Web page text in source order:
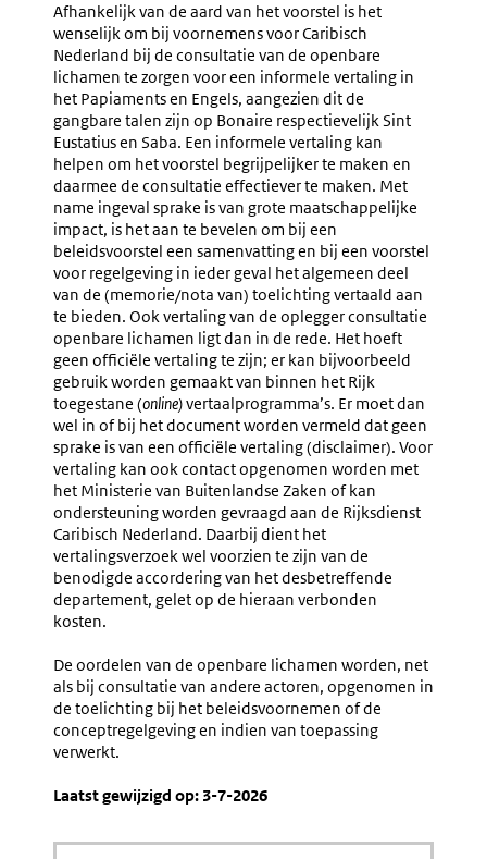
Afhankelijk van de aard van het voorstel is het
wenselijk om bij voornemens voor Caribisch
Nederland bij de consultatie van de openbare
lichamen te zorgen voor een informele vertaling in
het Papiaments en Engels, aangezien dit de
gangbare talen zijn op Bonaire respectievelijk Sint
Eustatius en Saba. Een informele vertaling kan
helpen om het voorstel begrijpelijker te maken en
daarmee de consultatie effectiever te maken. Met
name ingeval sprake is van grote maatschappelijke
impact, is het aan te bevelen om bij een
beleidsvoorstel een samenvatting en bij een voorstel
voor regelgeving in ieder geval het algemeen deel
van de (memorie/nota van) toelichting vertaald aan
te bieden. Ook vertaling van de opleggerconsultatie
openbare lichamen ligt dan in de rede. Het hoeft
geen officiële vertaling te zijn; er kan bijvoorbeeld
gebruik worden gemaakt van binnen het Rijk
toegestane (online)vertaalprogramma’s. Er moet dan
wel in of bij het document worden vermeld dat geen
sprake is van een officiële vertaling (disclaimer). Voor
vertaling kan ook contact opgenomen worden met
het Ministerie van Buitenlandse Zaken of kan
ondersteuning worden gevraagd aan de Rijksdienst
Caribisch Nederland. Daarbij dient het
vertalingsverzoek wel voorzien te zijn van de
benodigde accordering van het desbetreffende
departement, gelet op de hieraan verbonden
kosten.
De oordelen van de openbare lichamen worden, net
als bij consultatie van andere actoren, opgenomen in
de toelichting bij het beleidsvoornemen of de
conceptregelgeving en indien van toepassing
verwerkt.
Laatst gewijzigd op: 3-7-2026